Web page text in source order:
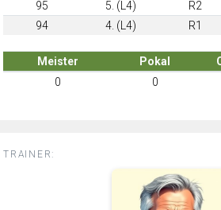
95
5. (L4) R2
94
4. (L4) R1
Meister Pokal
0
0
TRAINER: